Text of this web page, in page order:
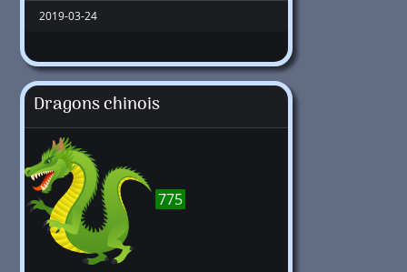
2019-03-24
Dragons chinois
775